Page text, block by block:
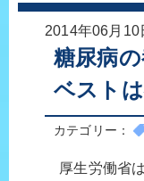
2014年06月10
糖尿病
ベスト
カテゴリー：
厚生労働省